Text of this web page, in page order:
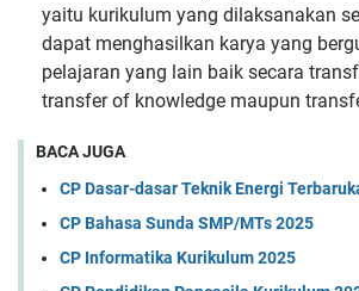
yaitu kurikulum yang dilaksanakan
dapat menghasilkan karya yang
pelajaran yang lain baik secara
transfer of knowledge maupun
BACA JUGA
CP Dasar-dasar Teknik Energi
CP Bahasa Sunda SMP/MTs 2025
CP Informatika Kurikulum 2025